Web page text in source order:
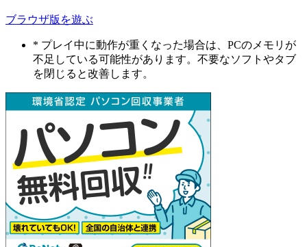
ブラウザ版を遊ぶ
* プレイ中に動作が重くなった場合は、PCのメモリが
不足している可能性があります。不要なソフトやタブ
を閉じると改善します。